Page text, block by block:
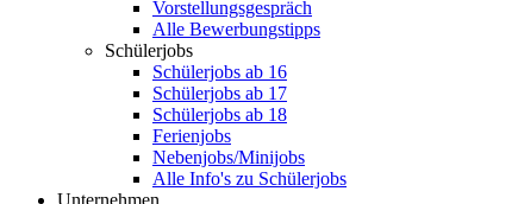
Vorstellungsgespräch
Alle Bewerbungstipps
Schülerjobs
Schülerjobs ab 16
Schülerjobs ab 17
Schülerjobs ab 18
Ferienjobs
Nebenjobs/Minijobs
Alle Info's zu Schülerjobs
Unternehmen